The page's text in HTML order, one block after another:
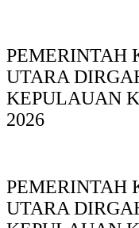
PEMERINTAH
UTARA
KEPULAUAN
2026
PEMERINTAH
UTARA